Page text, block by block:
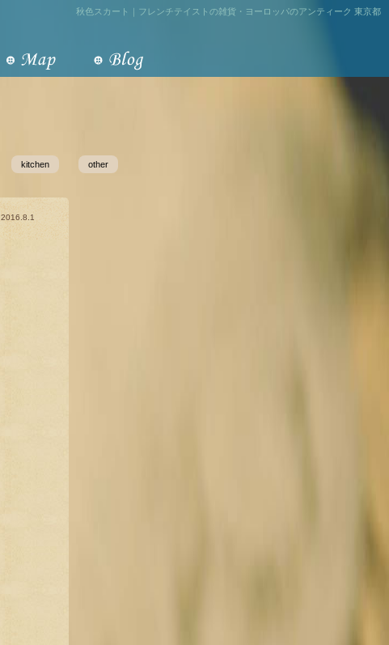
秋色スカート｜フレンチテイストの雑貨・ヨーロッパのアンティーク 東京都
kitchen other
2016.8.1